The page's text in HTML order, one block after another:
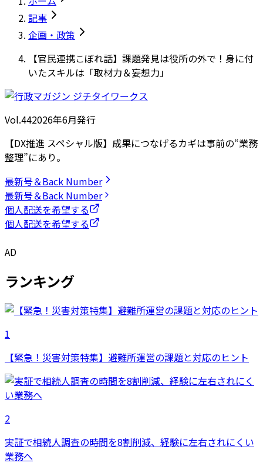
記事
企画・政策
【官民連携こぼれ話】課題発見は役所の外で！身に付
いたスキルは「取材力＆妄想力」
Vol.442026年6月発行
【DX推進 スペシャル版】成果につなげるカギは事前の“業務
整理”にあり。
最新号＆Back Number
最新号＆Back Number
個人配送を希望する
個人配送を希望する
AD
ランキング
1
【緊急！災害対策特集】避難所運営の課題と対応のヒント
2
実証で相続人調査の時間を8割削減、経験に左右されにくい
業務へ